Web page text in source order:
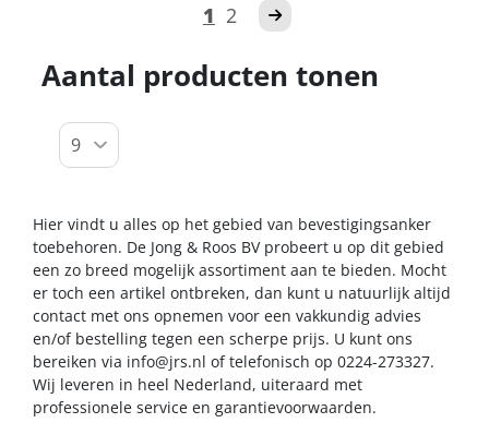
1 2
Aantal producten tonen
Hier vindt u alles op het gebied van bevestigingsanker
toebehoren. De Jong & Roos BV probeert u op dit gebied
een zo breed mogelijk assortiment aan te bieden. Mocht
er toch een artikel ontbreken, dan kunt u natuurlijk altijd
contact met ons opnemen voor een vakkundig advies
en/of bestelling tegen een scherpe prijs. U kunt ons
bereiken via info@jrs.nl of telefonisch op 0224-273327.
Wij leveren in heel Nederland, uiteraard met
professionele service en garantievoorwaarden.